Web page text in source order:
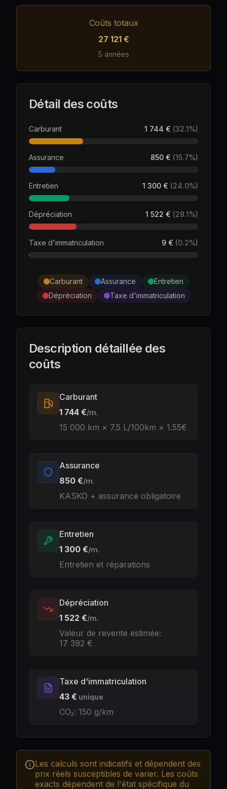
Coûts totaux
27 121 €
5 années
Détail des coûts
Carburant 1 744 € (32.1%)
Assurance 850 € (15.7%)
Entretien 1 300 € (24.0%)
Dépréciation 1 522 € (28.1%)
Taxe d'immatriculation 9 € (0.2%)
Carburant Assurance
Entretien
Dépréciation
Taxe d'immatriculation
Description détaillée des
coûts
Carburant
1 744 €/m.
15 000 km × 7.5 L/100km × 1.55€
Assurance
850 €/m.
KASKO + assurance obligatoire
Entretien
1 300 €/m.
Entretien et réparations
Dépréciation
1 522 €/m.
Valeur de revente estimée:
17 392 €
Taxe d'immatriculation
43 € unique
CO₂: 150 g/km
Les calculs sont indicatifs et dépendent des
prix réels susceptibles de varier. Les coûts
exacts dépendent de l'état spécifique du